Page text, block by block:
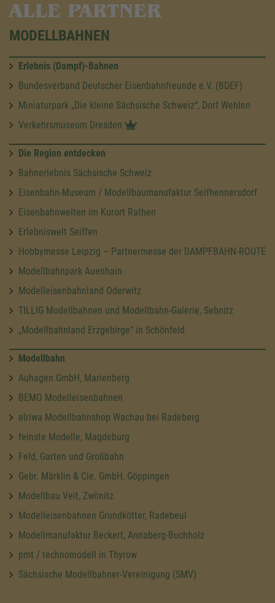
ALLE PARTNER
MODELLBAHNEN
Erlebnis (Dampf)-Bahnen
Bundesverband Deutscher Eisenbahnfreunde e.V. (BDEF)
Miniaturpark „Die kleine Sächsische Schweiz“, Dorf Wehlen
Verkehrsmuseum Dresden
Die Region entdecken
Bahnerlebnis Sächsische Schweiz
Eisenbahn-Museum / Modellbaumanufaktur Seifhennersdorf
Eisenbahnwelten im Kurort Rathen
Erlebniswelt Seiffen
Hobbymesse Leipzig – Partnermesse der DAMPFBAHN-ROUTE
Modellbahnpark Auenhain
Modelleisenbahnland Oderwitz
TILLIG Modellbahnen und Modellbahn-Galerie, Sebnitz
„Modellbahnland Erzgebirge“ in Schönfeld
Modellbahn
Auhagen GmbH, Marienberg
BEMO Modelleisenbahnen
elriwa Modellbahnshop Wachau bei Radeberg
feinste Modelle, Magdeburg
Feld, Garten und Großbahn
Gebr. Märklin & Cie. GmbH, Göppingen
Modellbau Veit, Zwönitz
Modelleisenbahnen Grundkötter, Radebeul
Modellmanufaktur Beckert, Annaberg-Buchholz
pmt / technomodell in Thyrow
Sächsische Modellbahner-Vereinigung (SMV)